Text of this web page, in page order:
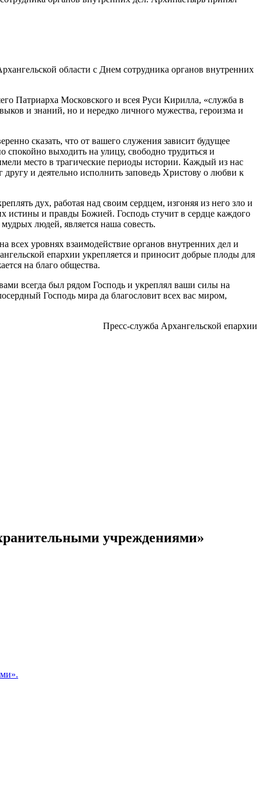
области с Днем сотрудника органов внутренних
Патриарха Московского и всея Руси Кирилла, «служба в
и знаний, но и нередко личного мужества, героизма и
сказать, что от вашего служения зависит будущее
выходить на улицу, свободно трудиться и
место в трагические периоды истории. Каждый из нас
и деятельно исполнить заповедь Христову о любви к
дух, работая над своим сердцем, изгоняя из него зло и
истины и правды Божией. Господь стучит в сердце каждого
людей, является наша совесть.
всех уровнях взаимодействие органов внутренних дел и
епархии укрепляется и приносит добрые плоды для
на благо общества.
всегда был рядом Господь и укреплял ваши силы на
Господь мира да благословит всех вас миром,
Пресс-служба Архангельской епархии
учреждениями»